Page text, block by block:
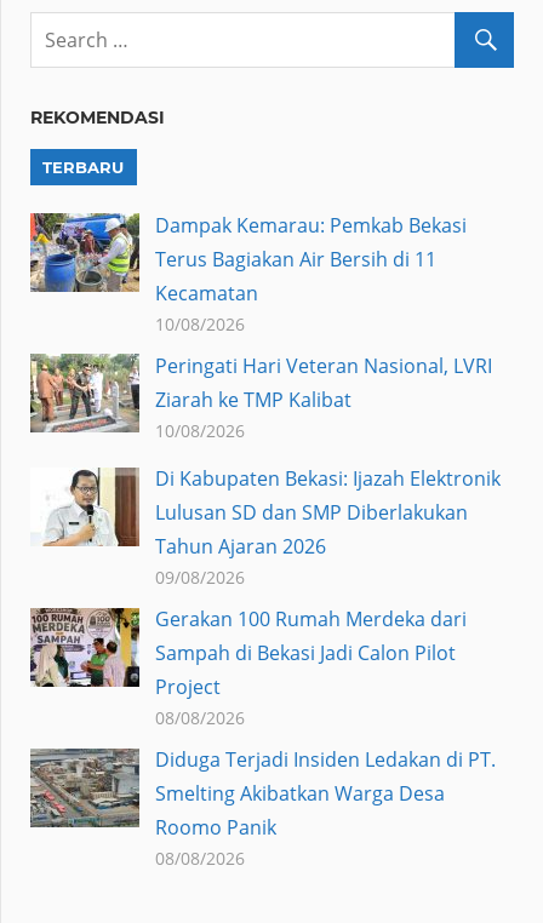
REKOMENDASI
TERBARU
Dampak Kemarau: Pemkab Bekasi
Terus Bagiakan Air Bersih di 11
Kecamatan
10/08/2026
Peringati Hari Veteran Nasional, LVRI
Ziarah ke TMP Kalibat
10/08/2026
Di Kabupaten Bekasi: Ijazah Elektronik
Lulusan SD dan SMP Diberlakukan
Tahun Ajaran 2026
09/08/2026
Gerakan 100 Rumah Merdeka dari
Sampah di Bekasi Jadi Calon Pilot
Project
08/08/2026
Diduga Terjadi Insiden Ledakan di PT.
Smelting Akibatkan Warga Desa
Roomo Panik
08/08/2026